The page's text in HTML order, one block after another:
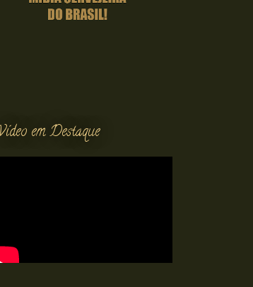
em Destaque